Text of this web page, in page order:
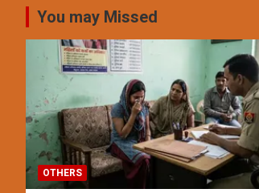
You may Missed
OTHERS